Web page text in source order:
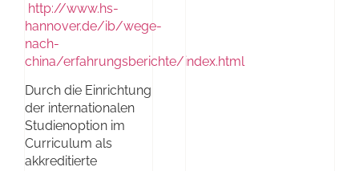
http://www.hs-
hannover.de/ib/wege-
nach-
china/erfahrungsberichte/index.html
Durch die Einrichtung
der internationalen
Studienoption im
Curriculum als
akkreditierte